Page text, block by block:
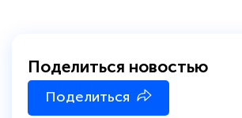
Поделиться новостью
Поделиться